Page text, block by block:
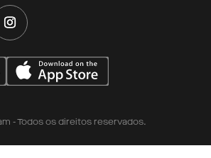
- Todos os direitos reservados.